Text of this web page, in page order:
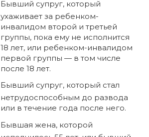
Бывший супруг, который
ухаживает за ребенком-
инвалидом второй и третьей
группы, пока ему не исполнится
18 лет, или ребенком-инвалидом
первой группы — в том числе
после 18 лет.
Бывший супруг, который стал
нетрудоспособным до развода
или в течение года после него.
Бывшая жена, которой